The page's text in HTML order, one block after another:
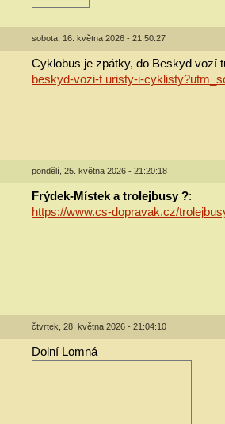
sobota, 16. května 2026 - 21:50:27
Cyklobus je zpátky, do Beskyd vozí
beskyd-vozi-t uristy-i-
pondělí, 25. května 2026 - 21:20:18
Frýdek-Místek a trolejbusy ?:
https://www.cs-dopravak.cz/
čtvrtek, 28. května 2026 - 21:04:10
Dolní Lomná